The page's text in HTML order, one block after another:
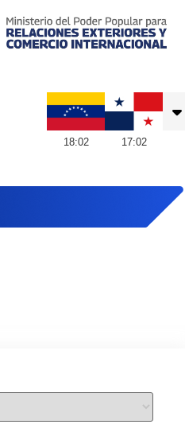
18:02 17:02